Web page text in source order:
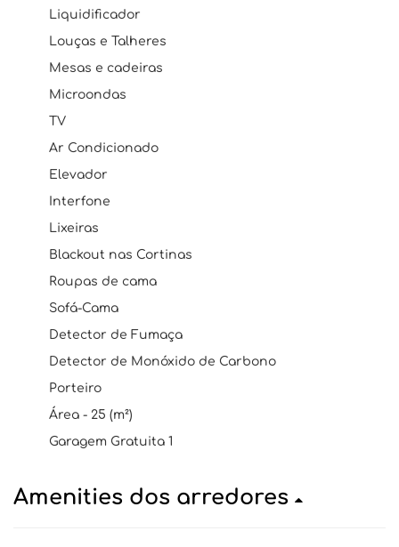
Liquidificador
Louças e Talheres
Mesas e cadeiras
Microondas
TV
Ar Condicionado
Elevador
Interfone
Lixeiras
Blackout nas Cortinas
Roupas de cama
Sofá-Cama
Detector de Fumaça
Detector de Monóxido de Carbono
Porteiro
Área - 25 (m²)
Garagem Gratuita 1
Amenities dos arredores